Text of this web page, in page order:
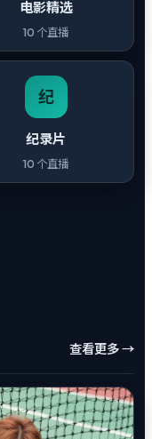
电影精选
10 个直播
纪
纪录片
10 个直播
查看更多 →